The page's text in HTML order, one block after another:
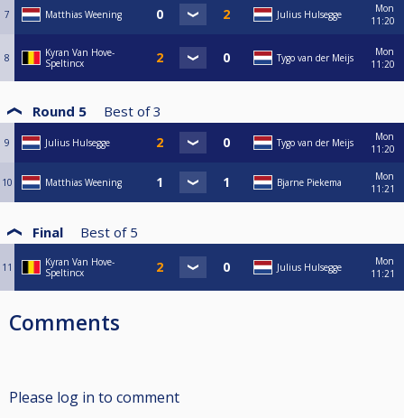
7 Matthias Weening Julius Hulsegge
Mon
11:20
8
Kyran Van Hove-
Speltincx
Tygo van der Meijs
Mon
11:20
Round 5 Best of 3
9 Julius Hulsegge Tygo van der Meijs
Mon
11:20
10 Matthias Weening Bjarne Piekema
Mon
11:21
Final Best of 5
11
Kyran Van Hove-
Speltincx
Julius Hulsegge
Mon
11:21
Comments
Please log in to comment